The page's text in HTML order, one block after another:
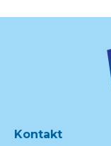
Kontakt